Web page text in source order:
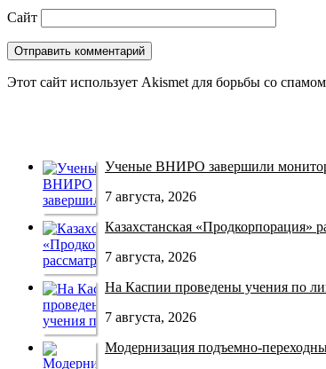
Сайт
Этот сайт использует Akismet для борьбы со
Ученые ВНИРО завершили
7 августа, 2026
Казахстанская «Продкорпорация»
7 августа, 2026
На Каспии проведены учения по
7 августа, 2026
Модернизация подъемно-